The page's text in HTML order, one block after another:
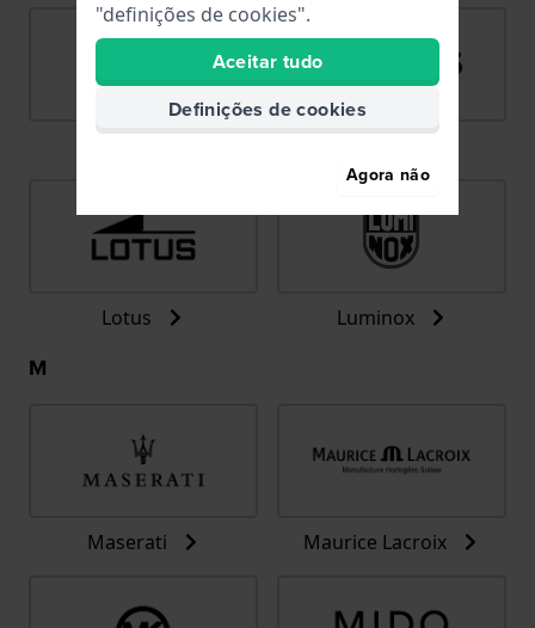
Lotus Luminox
M
Maserati Maurice Lacroix
"definições de cookies".
Aceitar tudo
Definições de cookies
Agora não